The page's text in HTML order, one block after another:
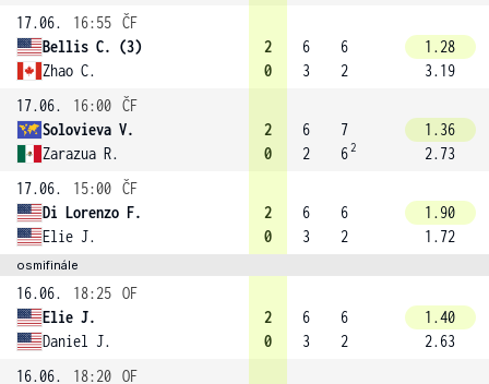
17.06.
16:55 ČF
Bellis C. (3)
Zhao C.
2
0
6
3
6
2
1.28
3.19
17.06.
16:00 ČF
Solovieva V.
Zarazua R.
2
0
6
2
7
62
1.36
2.73
17.06.
15:00 ČF
Di Lorenzo F.
Elie J.
2
0
6
3
6
2
1.90
1.72
osmifinále
16.06. 18:25 OF
Elie J.
Daniel J.
2
0
6
3
6
2
1.40
2.63
16.06.
18:20 OF